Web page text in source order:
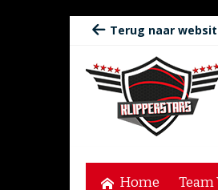
Ga
de
inhoud
Terug naar
Home Team